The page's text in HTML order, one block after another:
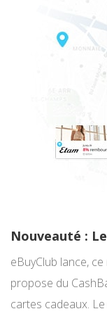
Nouveauté :
eBuyClub lance,
propose du
cartes cadeaux.